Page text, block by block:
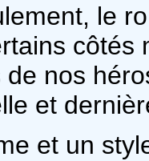
le
nos
et
et un